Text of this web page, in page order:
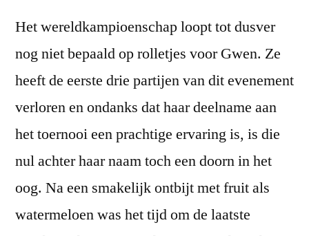
4:
van
die
nul
Het wereldkampioenschap loopt tot dusver
nog niet bepaald op rolletjes voor Gwen. Ze
heeft de eerste drie partijen van dit evenement
verloren en ondanks dat haar deelname aan
het toernooi een prachtige ervaring is, is die
nul achter haar naam toch een doorn in het
oog. Na een smakelijk ontbijt met fruit als
watermeloen was het tijd om de laatste